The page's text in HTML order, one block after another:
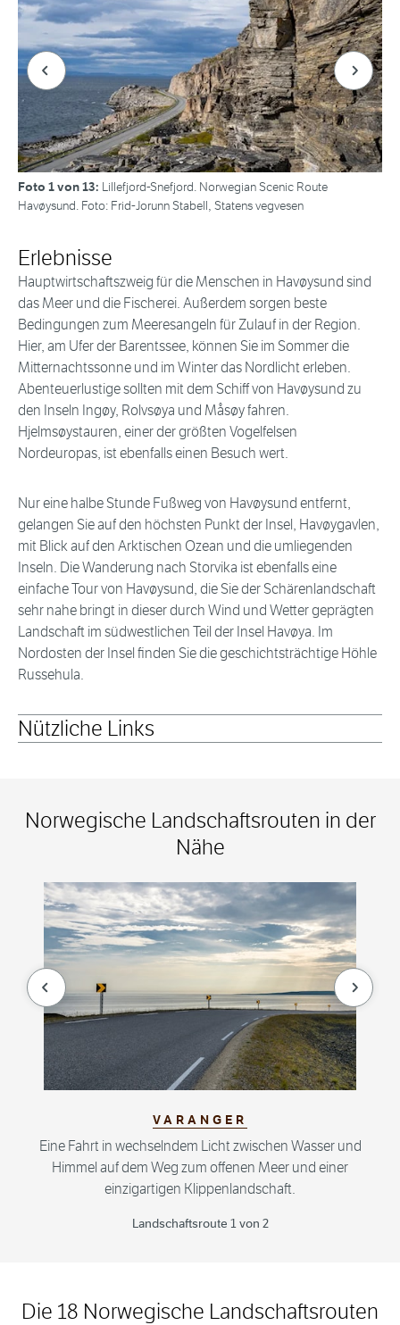
Forrige bilde
Foto 1 von 13: Lillefjord-Snefjord. Norwegian Scenic Route
Havøysund. Foto: Frid-Jorunn Stabell, Statens vegvesen
Neste
Erlebnisse
Hauptwirtschaftszweig für die Menschen in Havøysund sind
das Meer und die Fischerei. Außerdem sorgen beste
Bedingungen zum Meeresangeln für Zulauf in der Region.
Hier, am Ufer der Barentssee, können Sie im Sommer die
Mitternachtssonne und im Winter das Nordlicht erleben.
Abenteuerlustige sollten mit dem Schiff von Havøysund zu
den Inseln Ingøy, Rolvsøya und Måsøy fahren.
Hjelmsøystauren, einer der größten Vogelfelsen
Nordeuropas, ist ebenfalls einen Besuch wert.
Nur eine halbe Stunde Fußweg von Havøysund entfernt,
gelangen Sie auf den höchsten Punkt der Insel, Havøygavlen,
mit Blick auf den Arktischen Ozean und die umliegenden
Inseln. Die Wanderung nach Storvika ist ebenfalls eine
einfache Tour von Havøysund, die Sie der Schärenlandschaft
sehr nahe bringt in dieser durch Wind und Wetter geprägten
Landschaft im südwestlichen Teil der Insel Havøya. Im
Nordosten der Insel finden Sie die geschichtsträchtige Höhle
Russehula.
Nützliche Links
Norwegische Landschaftsrouten in der
Nähe
null
VARANGER
Eine Fahrt in wechselndem Licht zwischen Wasser und
Himmel auf dem Weg zum offenen Meer und einer
einzigartigen Klippenlandschaft.
Landschaftsroute 1 von 2
null
Die 18 Norwegische Landschaftsrouten